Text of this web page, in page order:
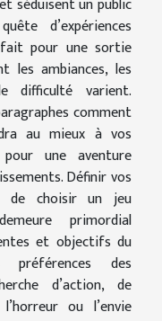
séduisent un public
d’expériences
pour une sortie
les ambiances, les
difficulté varient.
comment
au mieux à vos
une aventure
Définir vos
de choisir un jeu
primordial
et objectifs du
des
d’action, de
ou l’envie